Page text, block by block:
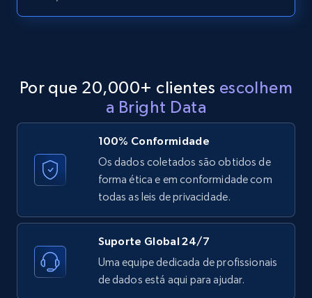
URL
11.3K+ 1.5K+ Comece grátis
LinkedIn posts - Discover new posts
company URL
URL, ID, User id, Use url, Title, Headline, Post
text, Date posted, and more.
11.3K+
Por que 20,000+ clientes escolhem
a Bright Data
100% Conformidade
Os dados coletados são obtidos de
forma ética e em conformidade com
todas as leis de privacidade.
Suporte Global 24/7
Uma equipe dedicada de profissionais
de dados está aqui para ajudar.